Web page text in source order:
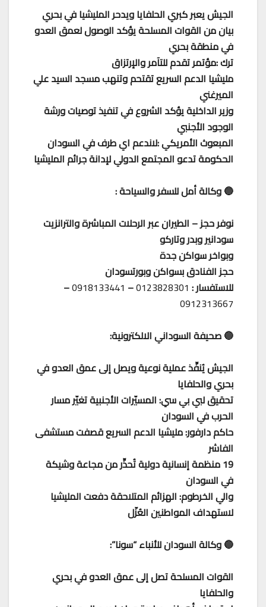
الجيش يعبر كبري الحلفايا ويدحر المليشيا في بحري
بيان من القوات المسلحة يؤكد الوصول لعمق العدو
في منطقة بحري
ترك :مؤتمر تقدم للتآمر والإرتزاق
مليشيا الدعم السريع تقتحم وتنهب مسجد السيد علي
الميرغني
وزير الداخلية يؤكد الشروع في تنفيذ توصيات ورشة
الوجود الأجنبي
المبعوث الأمريكي :لاندعم اي طرف في السودان
الحكومة تدعو المجتمع الدولي لإدانة جرائم المليشيا
🔵 وكالة أمل للسفر والسياحة :
نوفر حجز – الطيران عبر الرحلات المباشرة والترانزيت
سودانير وبدر وتاركو
وبواخر سواكن جدة
حجز الفنادق بسواكن وبورتسودان
للاستفسار : 0123828301
–
0918133441
–
0912313667
🔵 صحيفة السوداني الالكترونية:
الجيش يُنفِّذ عملية نوعية ويصل إلى عمق العدو في
بحري والحلفايا
تحقيق لبي بي سي: المسيّرات الأجنبية تغيّر مسار
الحرب في السودان
حاكم دارفور: مليشيا الدعم السريع قصفت مستشفى
الفاشر
19 منظمة إنسانية دولية تُحذِّر من مجاعة وشيكة
في السودان
والي الخرطوم: الهزائم المتلاحقة دفعت المليشيا
لاستهداف المواطنين العُزّل
🔵 وكالة السودان للأنباء “سونا”:
القوات المسلحة تصل إلى عمق العدو في بحري
والحلفايا